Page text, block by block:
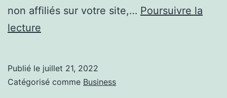
non affiliés sur votre site,… Poursuivre la
lecture
liens
Publié le juillet 21, 2022
Catégorisé comme Business